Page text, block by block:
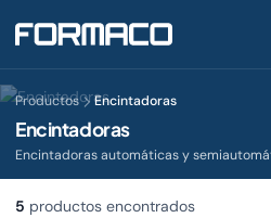
Productos Encintadoras
Encintadoras
Encintadoras automáticas y
5 productos encontrados